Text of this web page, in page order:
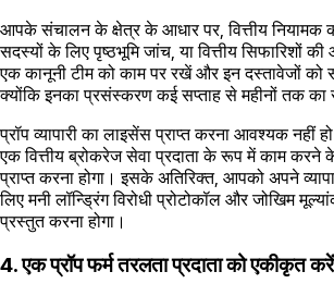
आपके संचालन के क्षेत्र के आधार पर, वित्तीय नियामक
सदस्यों के लिए पृष्ठभूमि जांच, या वित्तीय सिफारिशों
एक कानूनी टीम को काम पर रखें और इन दस्तावेजों को
क्योंकि इनका प्रसंस्करण कई सप्ताह से महीनों तक
प्रॉप व्यापारी का लाइसेंस प्राप्त करना आवश्यक
एक वित्तीय ब्रोकरेज सेवा प्रदाता के रूप में काम करने के
प्राप्त करना होगा। इसके अतिरिक्त, आपको अपने
लिए मनी लॉन्ड्रिंग विरोधी प्रोटोकॉल और जोखिम
प्रस्तुत करना होगा।
4. एक प्रॉप फर्म तरलता प्रदाता को एकीकृत करें